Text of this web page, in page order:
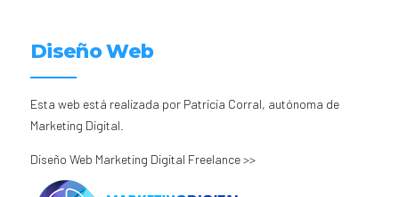
Diseño Web
Esta web está realizada por Patricia Corral, autónoma de
Marketing Digital.
Diseño Web Marketing Digital Freelance >>